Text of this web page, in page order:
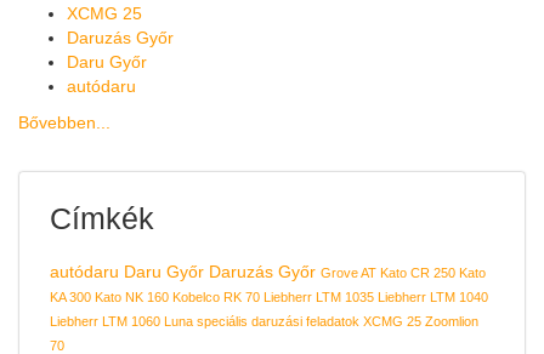
XCMG 25
Daruzás Győr
Daru Győr
autódaru
Bővebben...
Címkék
autódaru Daru Győr Daruzás Győr Grove AT Kato CR 250 Kato
KA 300 Kato NK 160 Kobelco RK 70 Liebherr LTM 1035 Liebherr LTM 1040
Liebherr LTM 1060 Luna speciális daruzási feladatok XCMG 25 Zoomlion
70